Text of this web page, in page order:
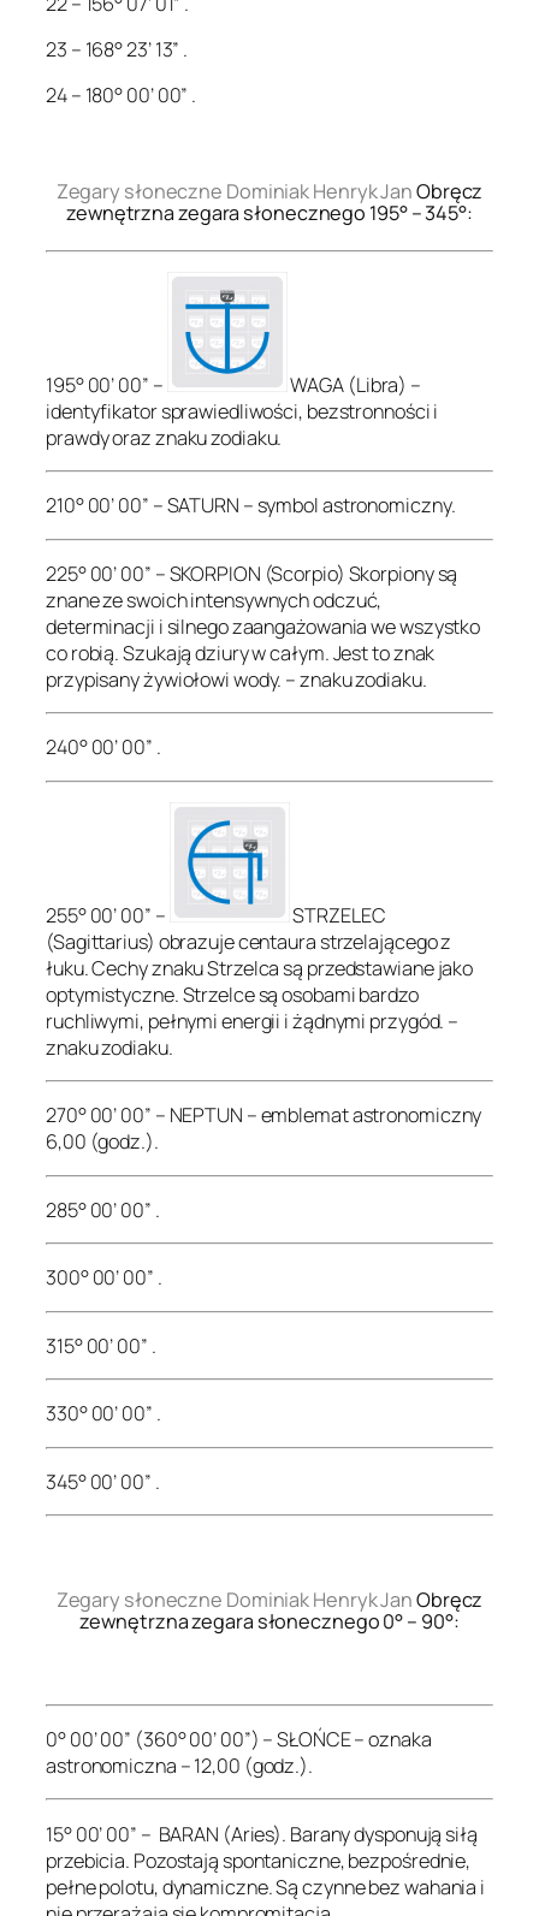
23 – 168° 23’ 13” .
24 – 180° 00’ 00” .
Zegary słoneczne Dominiak Henryk JanObręcz
zewnętrzna zegara słonecznego 195° – 345°:
195° 00’ 00” –
WAGA (Libra) –
identyfikator sprawiedliwości, bezstronności i
prawdy oraz znaku zodiaku.
210° 00’ 00” – SATURN – symbol astronomiczny.
225° 00’ 00” – SKORPION (Scorpio) Skorpiony są
znane ze swoich intensywnych odczuć,
determinacji i silnego zaangażowania we wszystko
co robią. Szukają dziury w całym. Jest to znak
przypisany żywiołowi wody. – znaku zodiaku.
240° 00’ 00” .
255° 00’ 00” –
STRZELEC
(Sagittarius) obrazuje centaura strzelającego z
łuku. Cechy znaku Strzelca są przedstawiane jako
optymistyczne. Strzelce są osobami bardzo
ruchliwymi, pełnymi energii i żądnymi przygód. –
znaku zodiaku.
270° 00’ 00” – NEPTUN – emblemat astronomiczny
6,00 (godz.).
285° 00’ 00” .
300° 00’ 00” .
315° 00’ 00” .
330° 00’ 00” .
345° 00’ 00” .
Zegary słoneczne Dominiak Henryk JanObręcz
zewnętrzna zegara słonecznego 0° – 90°:
0° 00’ 00” (360° 00’ 00”) – SŁOŃCE – oznaka
astronomiczna – 12,00 (godz.).
15° 00’ 00” – BARAN (Aries). Barany dysponują siłą
przebicia. Pozostają spontaniczne, bezpośrednie,
pełne polotu, dynamiczne. Są czynne bez wahania i